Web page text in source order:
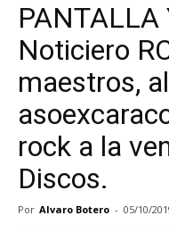
PANTALLA
Noticiero
maestros,
rock a la
Discos.
Por Alvaro Botero - 05/10/